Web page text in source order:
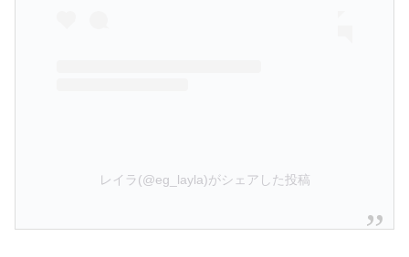
レイラ(@eg_layla)がシェアした投稿